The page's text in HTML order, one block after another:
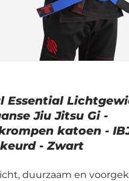
Essential
Jiu Jitsu Gi -
katoen -
- Zwart
duurzaam en